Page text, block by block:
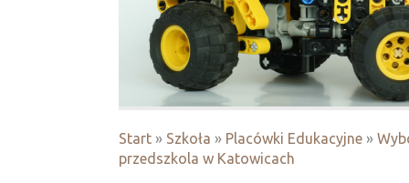
Start » Szkoła » Placówki Edukacyjne »
przedszkola w Katowicach